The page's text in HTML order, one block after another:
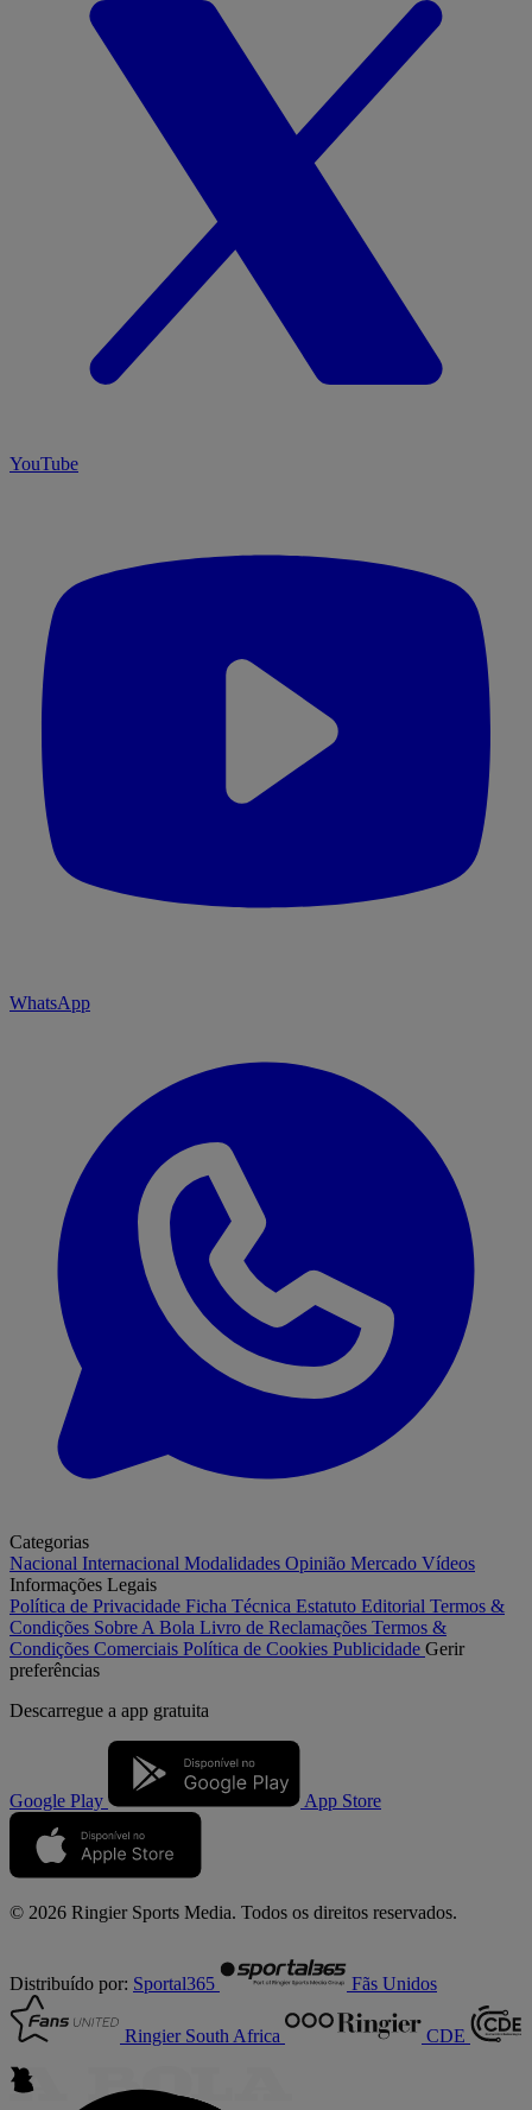
YouTube
WhatsApp
Categorias
Nacional Internacional Modalidades Opinião Mercado Vídeos
Informações Legais
Política de Privacidade Ficha Técnica Estatuto Editorial Termos &
Condições Sobre A Bola Livro de Reclamações Termos &
Condições Comerciais Política de Cookies Publicidade Gerir
preferências
Descarregue a app gratuita
Google Play App Store
© 2026 Ringier Sports Media. Todos os direitos reservados.
Distribuído por: Sportal365 Fãs Unidos
Ringier South Africa CDE